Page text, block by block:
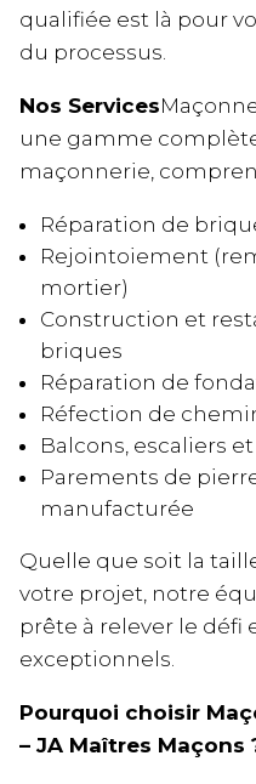
qualifiée est là pour
du processus.
Nos Services
une gamme
maçonnerie,
Réparation de
Rejointoiement
mortier)
Construction et
briques
Réparation de
Réfection de
Balcons, escaliers
Parements de
manufacturée
Quelle que soit la
votre projet, notre
prête à relever le défi
exceptionnels.
Pourquoi choisir
– JA Maîtres Maçons